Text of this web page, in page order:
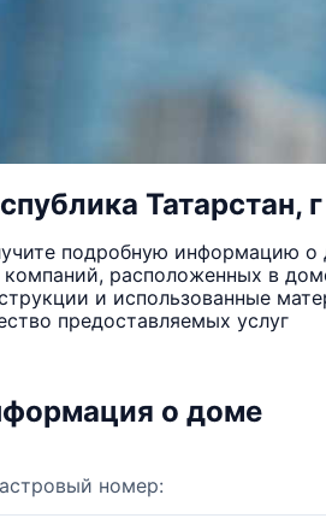
Татарстан,
подробную информацию о
компаний, расположенных в
и использованные
предоставляемых услуг
о доме
номер: